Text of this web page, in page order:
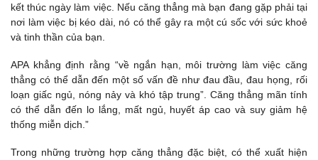
kết thúc ngày làm việc. Nếu căng thẳng mà bạn đang gặp phải tại
nơi làm việc bị kéo dài, nó có thể gây ra một cú sốc với sức khoẻ
và tinh thần của bạn.
APA khẳng định rằng “về ngắn hạn, môi trường làm việc căng
thẳng có thể dẫn đến một số vấn đề như đau đầu, đau họng, rối
loạn giấc ngủ, nóng nảy và khó tập trung”. Căng thẳng mãn tính
có thể dẫn đến lo lắng, mất ngủ, huyết áp cao và suy giảm hệ
thống miễn dịch.”
Trong những trường hợp căng thẳng đặc biệt, có thể xuất hiện